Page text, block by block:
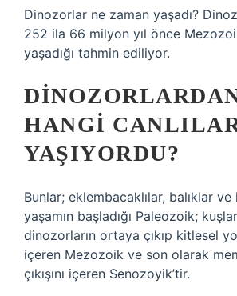
Dinozorlar ne zaman yaşadı?
252 ila 66 milyon yıl önce
yaşadığı tahmin ediliyor.
HANGI
YAŞIYORDU?
Bunlar; eklembacaklılar, balıklar
yaşamın başladığı Paleozoik;
dinozorların ortaya çıkıp kitlesel
içeren Mezozoik ve son olarak
çıkışını içeren Senozoyik’tir.